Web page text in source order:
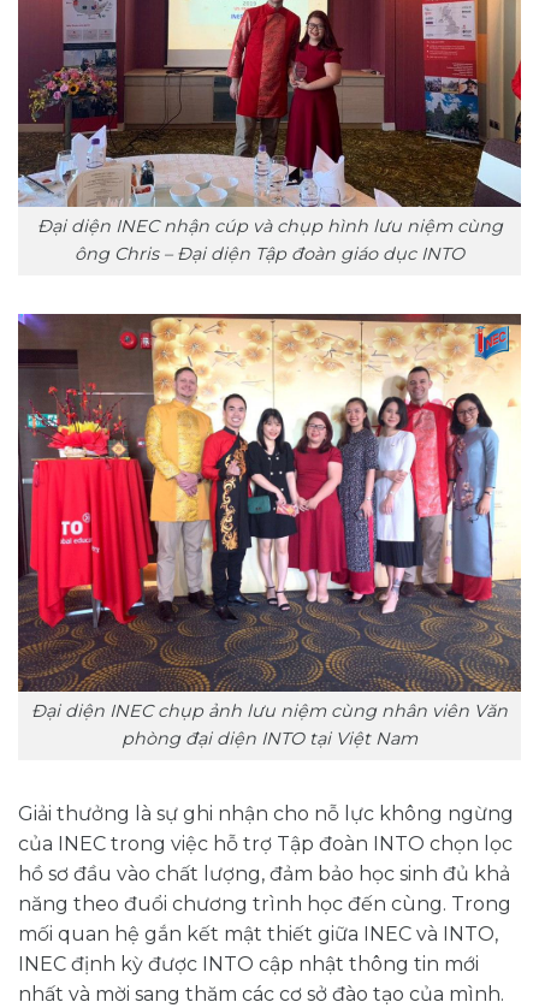
Đại diện INEC nhận cúp và chụp hình lưu niệm cùng
ông Chris – Đại diện Tập đoàn giáo dục INTO
Đại diện INEC chụp ảnh lưu niệm cùng nhân viên Văn
phòng đại diện INTO tại Việt Nam
Giải thưởng là sự ghi nhận cho nỗ lực không ngừng
của INEC trong việc hỗ trợ Tập đoàn INTO chọn lọc
hồ sơ đầu vào chất lượng, đảm bảo học sinh đủ khả
năng theo đuổi chương trình học đến cùng. Trong
mối quan hệ gắn kết mật thiết giữa INEC và INTO,
INEC định kỳ được INTO cập nhật thông tin mới
nhất và mời sang thăm các cơ sở đào tạo của mình.